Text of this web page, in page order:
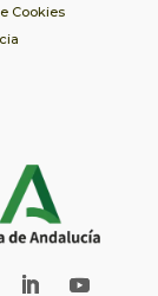
Cookies